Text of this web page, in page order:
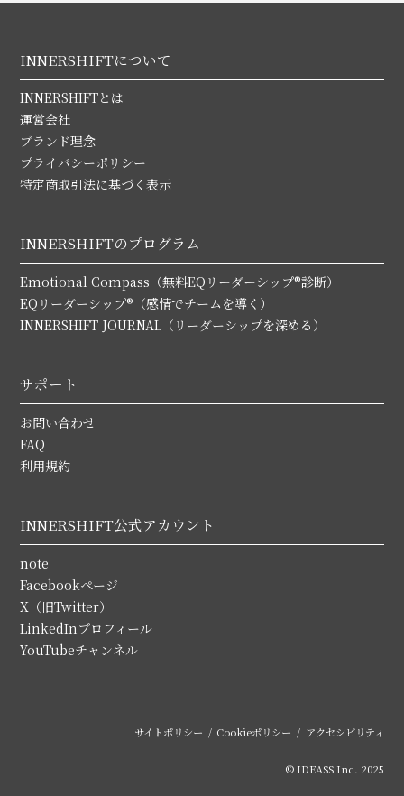
INNERSHIFTについて
INNERSHIFTとは
運営会社
ブランド理念
プライバシーポリシー
特定商取引法に基づく表示
INNERSHIFTのプログラム
Emotional Compass（無料EQリーダーシップ®診断）
EQリーダーシップ®（感情でチームを導く）
INNERSHIFT JOURNAL（リーダーシップを深める）
サポート
お問い合わせ
FAQ
利用規約
INNERSHIFT公式アカウント
note
Facebookページ
X（旧Twitter）
LinkedInプロフィール
YouTubeチャンネル
サイトポリシー Cookieポリシー アクセシビリティ
© IDEASS Inc. 2025